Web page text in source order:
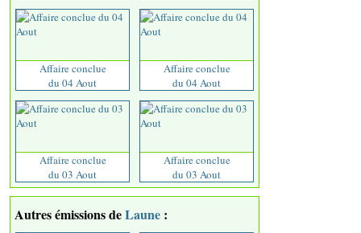
Affaire conclue
du 04 Aout
Affaire conclue
du 04 Aout
Affaire conclue
du 03 Aout
Affaire conclue
du 03 Aout
Autres émissions deLaune :